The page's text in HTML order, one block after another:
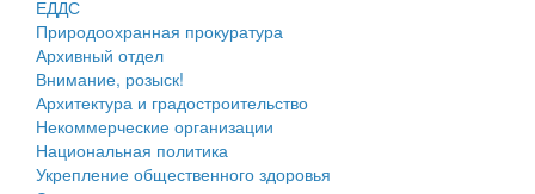
ЕДДС
Природоохранная прокуратура
Архивный отдел
Внимание, розыск!
Архитектура и градостроительство
Некоммерческие организации
Национальная политика
Укрепление общественного здоровья